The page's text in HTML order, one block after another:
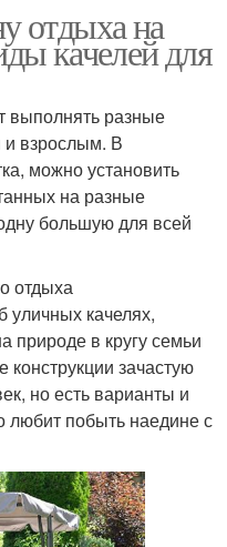
отдыха на
качелей для
выполнять разные
и взрослым. В
можно установить
на разные
большую для всей
отдыха
уличных качелях,
природе в кругу семьи
конструкции зачастую
но есть варианты и
любит побыть наедине с